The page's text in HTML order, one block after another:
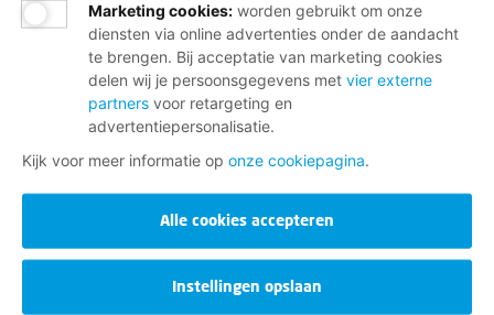
Marketing cookies: worden gebruikt om onze
diensten via online advertenties onder de aandacht
te brengen. Bij acceptatie van marketing cookies
delen wij je persoonsgegevens met vier externe
partners voor retargeting en
advertentiepersonalisatie.
Kijk voor meer informatie op onze cookiepagina.
Alle cookies accepteren
Instellingen opslaan